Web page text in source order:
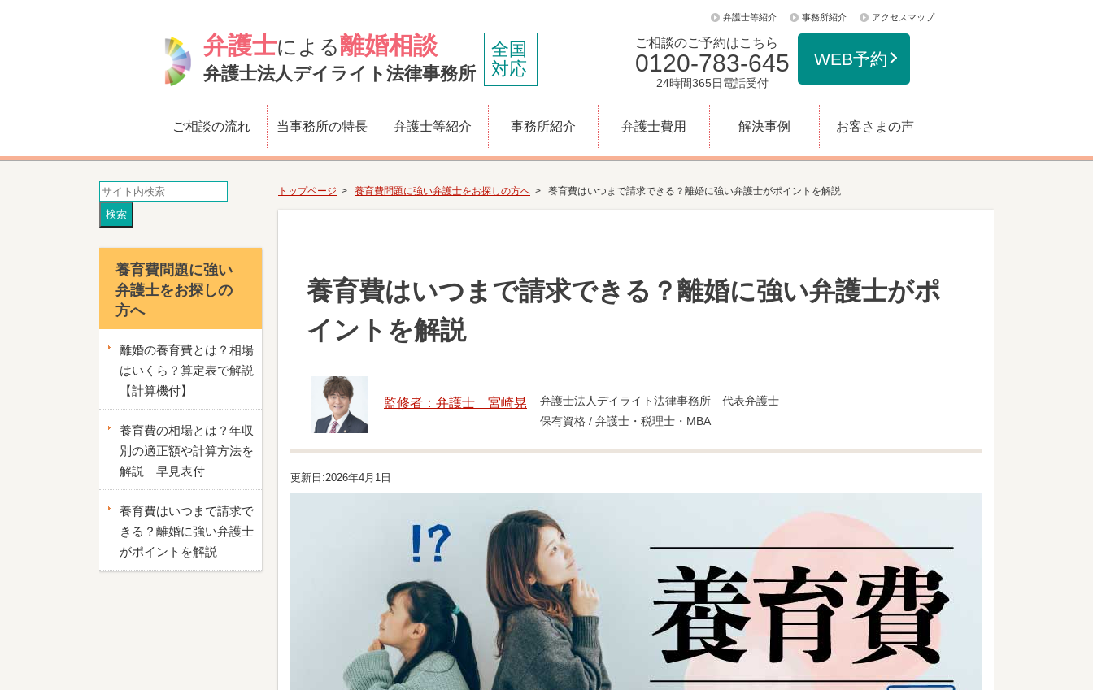
弁護士による離婚相談
弁護士法人デイライト法律事務所
全国
対応
ご相談のご予約はこちら
0120-783-645
24時間365日電話受付
WEB予約
弁護士等紹介 事務所紹介 アクセスマップ
ご相談の流れ 当事務所の特長 弁護士等紹介 事務所紹介 弁護士費用 解決事例 お客さまの声
トップページ 養育費問題に強い弁護士をお探しの方へ 養育費はいつまで請求できる？離婚に強い弁護士がポイントを解説
養育費はいつまで請求できる？離婚に強い弁護士がポ
イントを解説
監修者：弁護士 宮崎晃
弁護士法人デイライト法律事務所 代表弁護士
保有資格 / 弁護士・税理士・MBA
更新日:2026年4月1日
養育費問題に強い
弁護士をお探しの
方へ
離婚の養育費とは？相場
はいくら？算定表で解説
【計算機付】
養育費の相場とは？年収
別の適正額や計算方法を
解説｜早見表付
養育費はいつまで請求で
きる？離婚に強い弁護士
がポイントを解説